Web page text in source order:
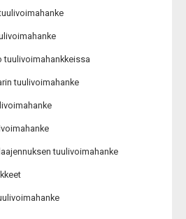
tuulivoimahankkeissa
tuulivoimahanke
tuulivoimahanke